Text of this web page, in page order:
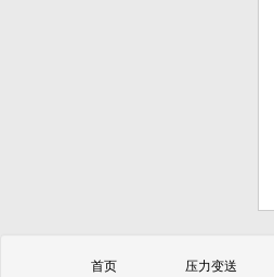
首页
压力变送